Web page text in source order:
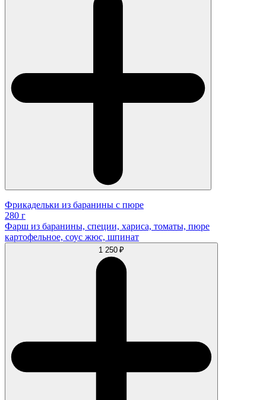
Фрикадельки из баранины с пюре
280 г
Фарш из баранины, специи, хариса, томаты, пюре
картофельное, соус жюс, шпинат
1 250 ₽